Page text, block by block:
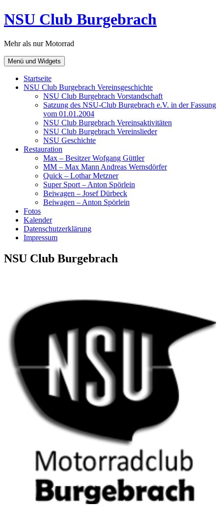
Zum
Inhalt
NSU Club Burgebrach
Mehr als nur Motorrad
Menü und Widgets
Startseite
NSU Club Burgebrach Vereinsgeschichte
NSU Club Burgebrach Vorstandschaft
Satzung des NSU-Club Burgebrach e.V. in der Fassung
vom 01.01.2004
NSU Club Burgebrach Vereinsaktivitäten
NSU Club Burgebrach Vereinslieder
NSU Geschichte
Restauration
Max – Besitzer Wofgang Güttler
MM – Max Mann Andreas Wernsdörfer
Quick – Lothar Metzner
Super Sport – Anton Spörlein
Beiwagen – Josef Dürbeck
Beiwagen – Anton Spörlein
Fotos
Kalender
Datenschutzerklärung
Impressum
NSU Club Burgebrach